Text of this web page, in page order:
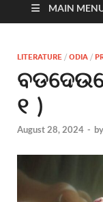
MAIN
LITERATURE / ODIA /
୧ )
August 28, 2024 - by